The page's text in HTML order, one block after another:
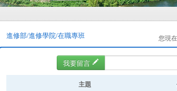
進修部/進修學院/在職專班 您現